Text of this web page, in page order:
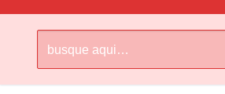
o
conteúdo
por: